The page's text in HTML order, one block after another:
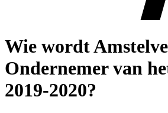
Wie wordt
Ondernemer van
2019-2020?